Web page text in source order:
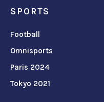
SPORTS
Football
Omnisports
Paris 2024
Tokyo 2021